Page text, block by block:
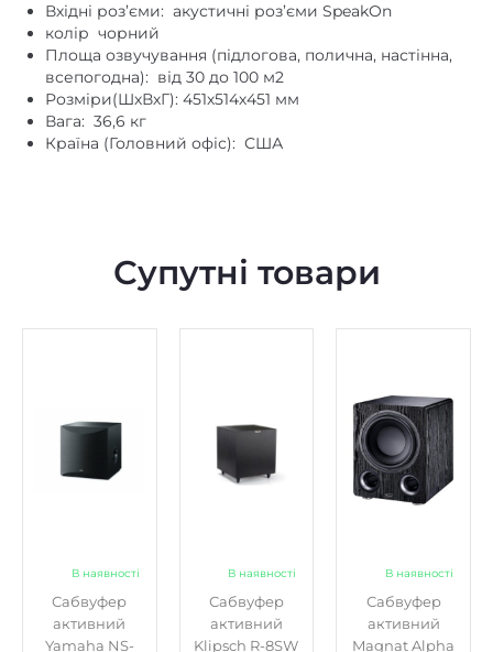
Вхідні роз’єми: акустичні роз’єми SpeakOn
колір чорний
Площа озвучування (підлогова, полична, настінна,
всепогодна): від 30 до 100 м2
Розміри(ШхВхГ): 451х514х451 мм
Вага: 36,6 кг
Країна (Головний офіс): США
Супутні товари
В наявності
Сабвуфер
активний
Yamaha NS-
В наявності
Сабвуфер
активний
Klipsch R-8SW
В наявності
Сабвуфер
активний
Magnat Alpha